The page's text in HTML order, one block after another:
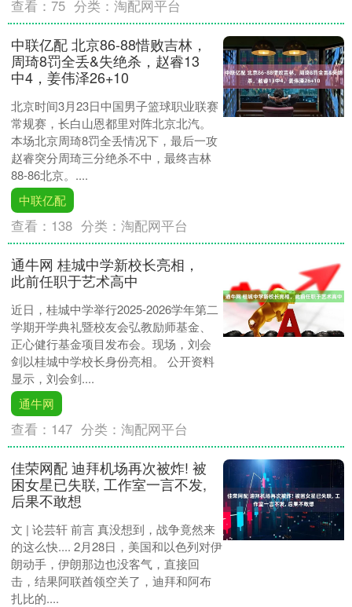
查看：75 分类：淘配网平台
中联亿配 北京86-88惜败吉林，
周琦8罚全丢&失绝杀，赵睿13
中4，姜伟泽26+10
北京时间3月23日中国男子篮球职业联赛
常规赛，长白山恩都里对阵北京北汽。
本场北京周琦8罚全丢情况下，最后一攻
赵睿突分周琦三分绝杀不中，最终吉林
88-86北京。....
中联亿配
查看： 138 分类：淘配网平台
通牛网 桂城中学新校长亮相，
此前任职于艺术高中
近日，桂城中学举行2025-2026学年第二
学期开学典礼暨校友会弘教励师基金、
正心健行基金项目发布会。现场，刘会
剑以桂城中学校长身份亮相。 公开资料
显示，刘会剑....
通牛网
查看： 147 分类：淘配网平台
佳荣网配 迪拜机场再次被炸! 被
困女星已失联, 工作室一言不发,
后果不敢想
文 | 论芸轩 前言 真没想到，战争竟然来
的这么快.... 2月28日，美国和以色列对伊
朗动手，伊朗那边也没客气，直接回
击，结果阿联酋领空关了，迪拜和阿布
扎比的....